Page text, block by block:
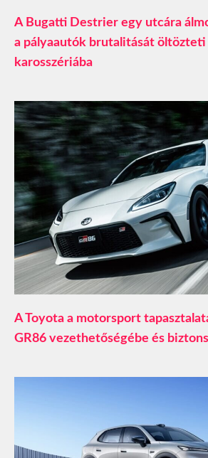
A Bugatti Destrier egy utcára
a pályaautók brutalitását öltözteti
karosszériába
A Toyota a motorsport
GR86 vezethetőségébe és